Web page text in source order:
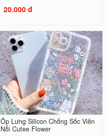
20.000 đ
Ốp Lưng Silicon Chống Sốc Viền
Nổi Cutee Flower